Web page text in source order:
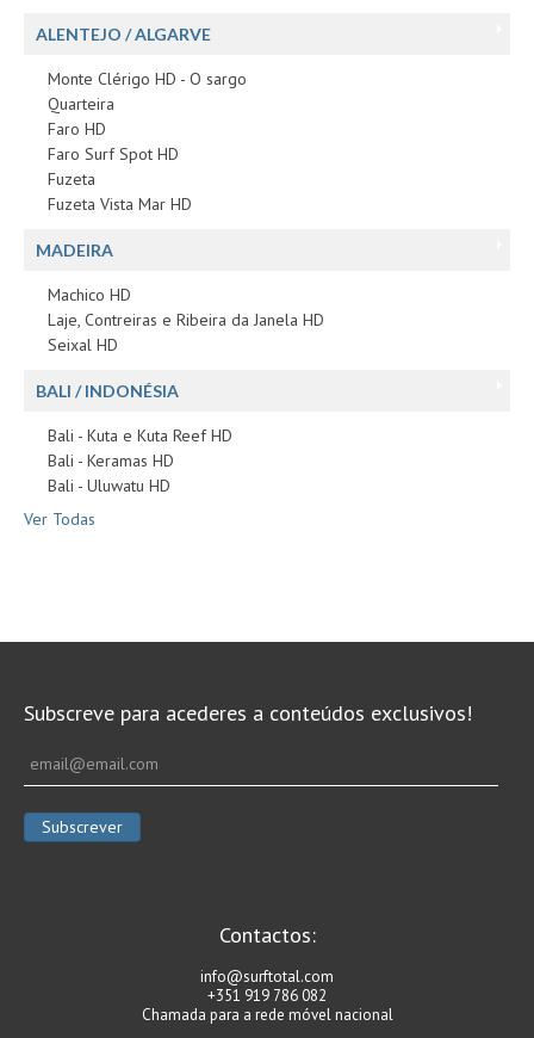
ALENTEJO / ALGARVE
Monte Clérigo HD - O sargo
Quarteira
Faro HD
Faro Surf Spot HD
Fuzeta
Fuzeta Vista Mar HD
MADEIRA
Machico HD
Laje, Contreiras e Ribeira da Janela HD
Seixal HD
BALI / INDONÉSIA
Bali - Kuta e Kuta Reef HD
Bali - Keramas HD
Bali - Uluwatu HD
Ver Todas
Subscreve para acederes a conteúdos exclusivos!
Contactos:
info@surftotal.com
+351 919 786 082
Chamada para a rede móvel nacional